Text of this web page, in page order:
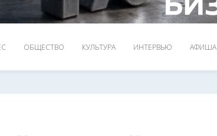
ОБЩЕСТВО КУЛЬТУРА ИНТЕРВЬЮ АФИША